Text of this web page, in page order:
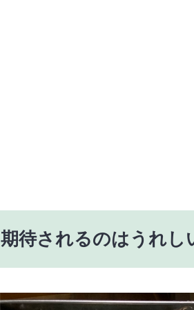
期待されるのはうれし